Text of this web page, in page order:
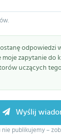
odpowiedzi
moje zapytanie do
uczących
nie publikujemy –
Wyślij